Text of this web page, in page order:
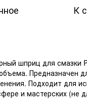
К
шприц для смазки
Предназначен
Подходит для
и мастерских (не